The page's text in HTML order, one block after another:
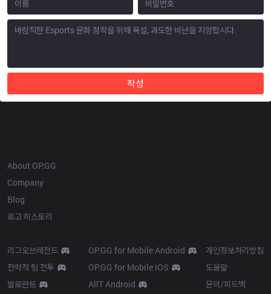
작성
About OP.GG
Company
Blog
로고 히스토리
리그오브레전드
전략적 팀 전투
발로란트
OP.GG for Mobile Android
OP.GG for Mobile iOS
AllT Android
개인정보처리방침
도움말
문의/피드백